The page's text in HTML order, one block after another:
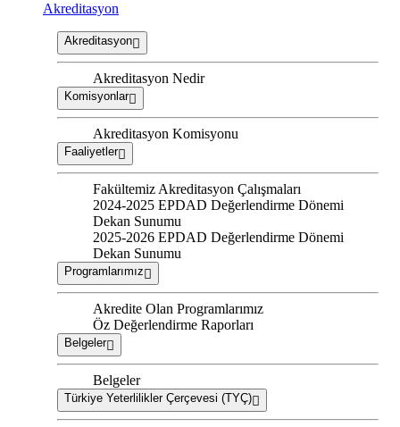
Akreditasyon
Akreditasyon
Akreditasyon Nedir
Komisyonlar
Akreditasyon Komisyonu
Faaliyetler
Fakültemiz Akreditasyon Çalışmaları
2024-2025 EPDAD Değerlendirme Dönemi
Dekan Sunumu
2025-2026 EPDAD Değerlendirme Dönemi
Dekan Sunumu
Programlarımız
Akredite Olan Programlarımız
Öz Değerlendirme Raporları
Belgeler
Belgeler
Türkiye Yeterlilikler Çerçevesi (TYÇ)